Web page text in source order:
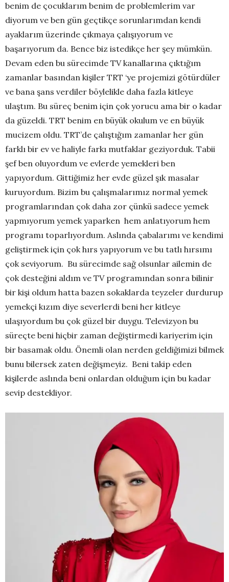
benim de çocuklarım benim de problemlerim var
diyorum ve ben gün geçtikçe sorunlarımdan kendi
ayaklarım üzerinde çıkmaya çalışıyorum ve
başarıyorum da. Bence biz istedikçe her şey mümkün.
Devam eden bu sürecimde TV kanallarına çıktığım
zamanlar basından kişiler TRT ‘ye projemizi götürdüler
ve bana şans verdiler böylelikle daha fazla kitleye
ulaştım. Bu süreç benim için çok yorucu ama bir o kadar
da güzeldi. TRT benim en büyük okulum ve en büyük
mucizem oldu. TRT’de çalıştığım zamanlar her gün
farklı bir ev ve haliyle farkı mutfaklar geziyorduk. Tabii
şef ben oluyordum ve evlerde yemekleri ben
yapıyordum. Gittiğimiz her evde güzel şık masalar
kuruyordum. Bizim bu çalışmalarımız normal yemek
programlarından çok daha zor çünkü sadece yemek
yapmıyorum yemek yaparken hem anlatıyorum hem
programı toparlıyordum. Aslında çabalarımı ve kendimi
geliştirmek için çok hırs yapıyorum ve bu tatlı hırsımı
çok seviyorum. Bu sürecimde sağ olsunlar ailemin de
çok desteğini aldım ve TV programından sonra bilinir
bir kişi oldum hatta bazen sokaklarda teyzeler durdurup
yemekçi kızım diye severlerdi beni her kitleye
ulaşıyordum bu çok güzel bir duygu. Televizyon bu
süreçte beni hiçbir zaman değiştirmedi kariyerim için
bir basamak oldu. Önemli olan nerden geldiğimizi bilmek
bunu bilersek zaten değişmeyiz. Beni takip eden
kişilerde aslında beni onlardan olduğum için bu kadar
sevip destekliyor.